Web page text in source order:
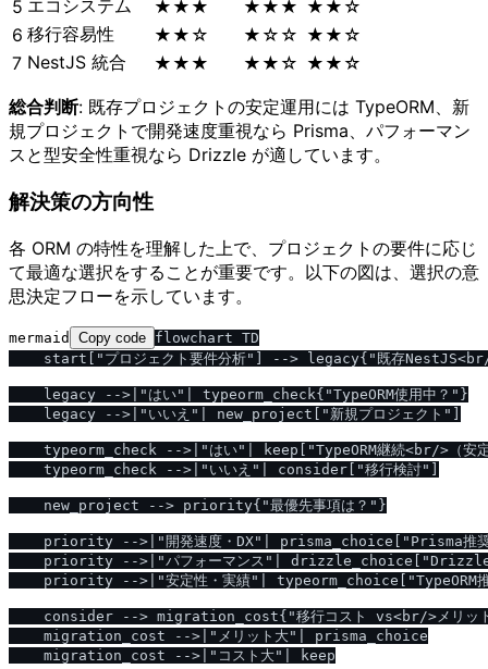
5 エコシステム ★★★ ★★★ ★★☆
6 移行容易性 ★★☆ ★☆☆ ★★☆
7 NestJS 統合 ★★★ ★★☆ ★★☆
総合判断: 既存プロジェクトの安定運用には TypeORM、新
規プロジェクトで開発速度重視なら Prisma、パフォーマン
スと型安全性重視なら Drizzle が適しています。
解決策の方向性
各 ORM の特性を理解した上で、プロジェクトの要件に応じ
て最適な選択をすることが重要です。以下の図は、選択の意
思決定フローを示しています。
mermaid Copy code flowchart TD
start["プロジェクト要件分析"] --> legacy{"既存
    legacy -->|"はい"| typeorm_check{"TypeORM使用中？"}
    legacy -->|"いいえ"| new_project["新規プロジェクト"]
typeorm_check -->|"はい"| keep["TypeORM継続<br/>（安定
    typeorm_check -->|"いいえ"| consider["移行検討"]
    new_project --> priority{"最優先事項は？"}
priority -->|"開発速度・DX"| prisma_choice["Prisma推奨
priority -->|"パフォーマンス"| drizzle_choice["Drizzle
priority -->|"安定性・実績"| typeorm_choice["TypeORM
consider --> migration_cost{"移行コスト vs<br/>メリッ
    migration_cost -->|"メリット大"| prisma_choice